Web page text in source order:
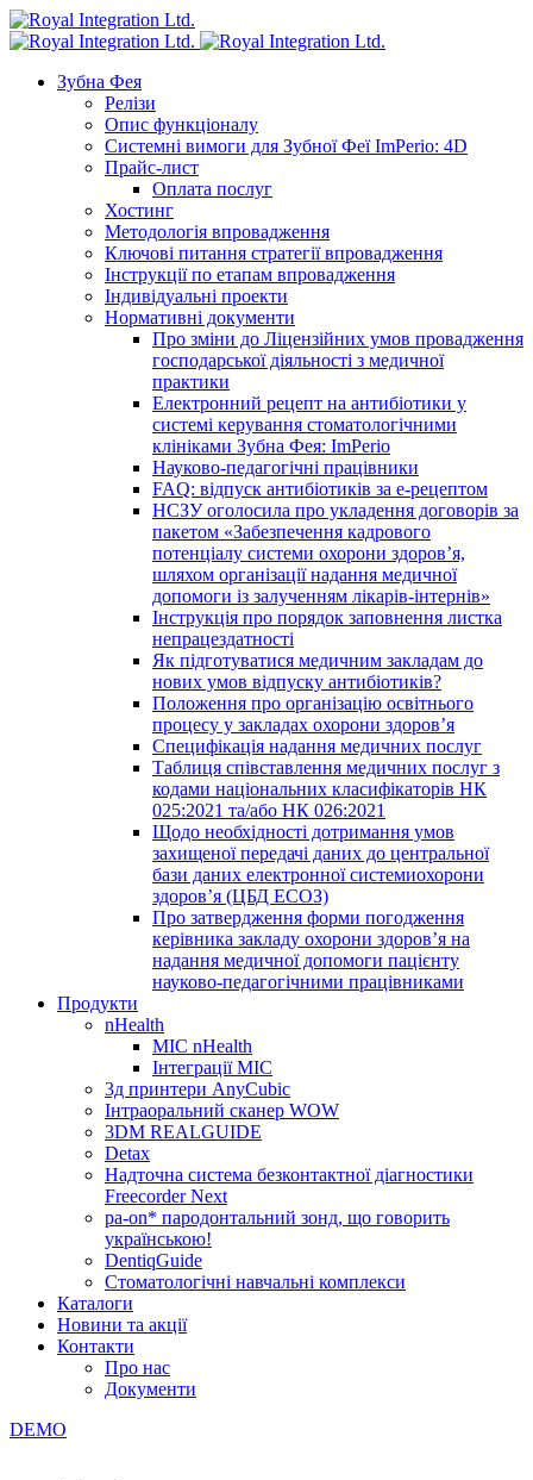
Зубна Фея
Релізи
Опис функціоналу
Системні вимоги для Зубної Феї ImPerio: 4D
Прайс-лист
Оплата послуг
Хостинг
Методологія впровадження
Ключові питання стратегії впровадження
Інструкції по етапам впровадження
Індивідуальні проекти
Нормативні документи
Про зміни до Ліцензійних умов провадження
господарської діяльності з медичної
практики
Електронний рецепт на антибіотики у
системі керування стоматологічними
клініками Зубна Фея: ImPerio
Науково-педагогічні працівники
FAQ: відпуск антибіотиків за е-рецептом
НСЗУ оголосила про укладення договорів за
пакетом «Забезпечення кадрового
потенціалу системи охорони здоров’я,
шляхом організації надання медичної
допомоги із залученням лікарів-інтернів»
Інструкція про порядок заповнення листка
непрацездатності
Як підготуватися медичним закладам до
нових умов відпуску антибіотиків?
Положення про організацію освітнього
процесу у закладах охорони здоров’я
Специфікація надання медичних послуг
Таблиця співставлення медичних послуг з
кодами національних класифікаторів НК
025:2021 та/або НК 026:2021
Щодо необхідності дотримання умов
захищеної передачі даних до центральної
бази даних електронної системиохорони
здоров’я (ЦБД ЕСОЗ)
Про затвердження форми погодження
керівника закладу охорони здоров’я на
надання медичної допомоги пацієнту
науково-педагогічними працівниками
Продукти
nHealth
МІС nHealth
Інтеграції МІС
3д принтери AnyCubic
Інтраоральний сканер WOW
3DM REALGUIDE
Detax
Надточна система безконтактної діагностики
Freecorder Next
pa-on* пародонтальний зонд, що говорить
українською!
DentiqGuide
Стоматологічні навчальні комплекси
Каталоги
Новини та акції
Контакти
Про нас
Документи
DEMO